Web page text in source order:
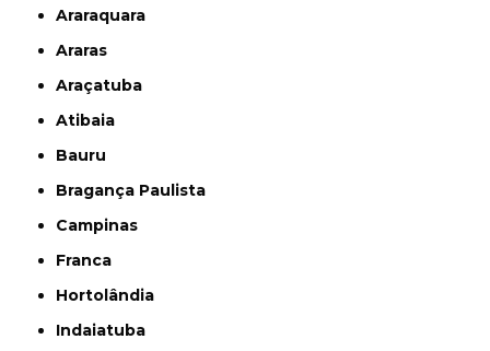
Araraquara
Araras
Araçatuba
Atibaia
Bauru
Bragança Paulista
Campinas
Franca
Hortolândia
Indaiatuba